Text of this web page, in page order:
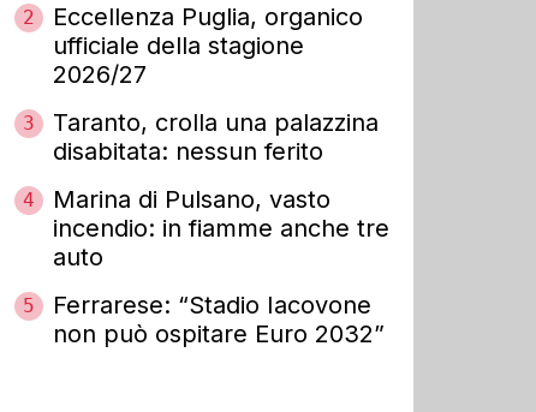
2
Eccellenza Puglia, organico
ufficiale della stagione
2026/27
3
Taranto, crolla una palazzina
disabitata: nessun ferito
4
Marina di Pulsano, vasto
incendio: in fiamme anche tre
auto
5
Ferrarese: “Stadio Iacovone
non può ospitare Euro 2032”